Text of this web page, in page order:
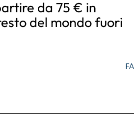
da 75 € in
del mondo fuori